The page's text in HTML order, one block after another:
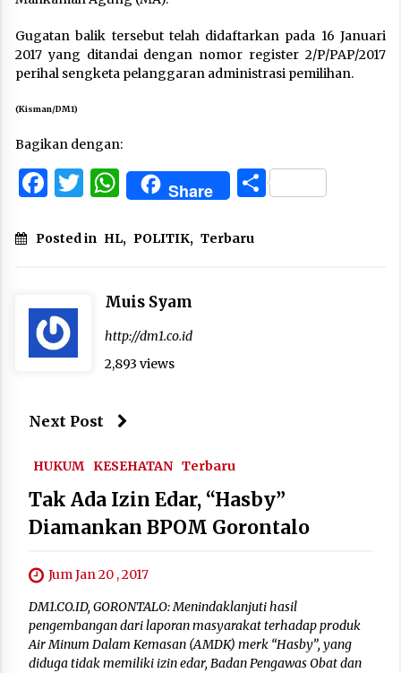
Gugatan balik tersebut telah didaftarkan pada 16 Januari
2017 yang ditandai dengan nomor register 2/P/PAP/2017
perihal sengketa pelanggaran administrasi pemilihan.
(Kisman/DM1)
Bagikan dengan:
Facebook
Twitter
WhatsApp
Share Share
Posted in HL, POLITIK, Terbaru
Muis Syam
http://dm1.co.id
2,893 views
Next Post
HUKUM KESEHATAN Terbaru
Tak Ada Izin Edar, “Hasby”
Diamankan BPOM Gorontalo
Jum Jan 20 , 2017
DM1.CO.ID, GORONTALO: Menindaklanjuti hasil
pengembangan dari laporan masyarakat terhadap produk
Air Minum Dalam Kemasan (AMDK) merk “Hasby”, yang
diduga tidak memiliki izin edar, Badan Pengawas Obat dan